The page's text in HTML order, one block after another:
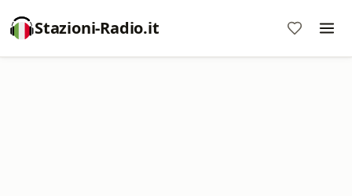
Stazioni-Radio.it